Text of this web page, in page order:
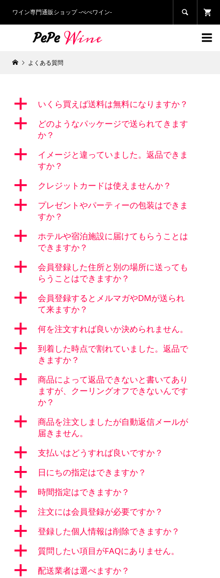
ワイン専門通販ショップ -ぺぺワイン- 

よくある質問
a いくら買えば送料は無料になりますか？
a
どのようなパッケージで送られてきます
か？
a
イメージと違っていました。返品できま
すか？
a クレジットカードは使えませんか？
a
プレゼントやパーティーの包装はできま
すか？
a
ホテルや宿泊施設に届けてもらうことは
できますか？
a
会員登録した住所と別の場所に送っても
らうことはできますか？
a
会員登録するとメルマガやDMが送られ
て来ますか？
a 何を注文すれば良いか決められません。
a
到着した時点で割れていました。返品で
きますか？
a
商品によって返品できないと書いてあり
ますが、クーリングオフできないんです
か？
a
商品を注文しましたが自動返信メールが
届きません。
a 支払いはどうすれば良いですか？
a 日にちの指定はできますか？
a 時間指定はできますか？
a 注文には会員登録が必要ですか？
a 登録した個人情報は削除できますか？
a 質問したい項目がFAQにありません。
a 配送業者は選べますか？